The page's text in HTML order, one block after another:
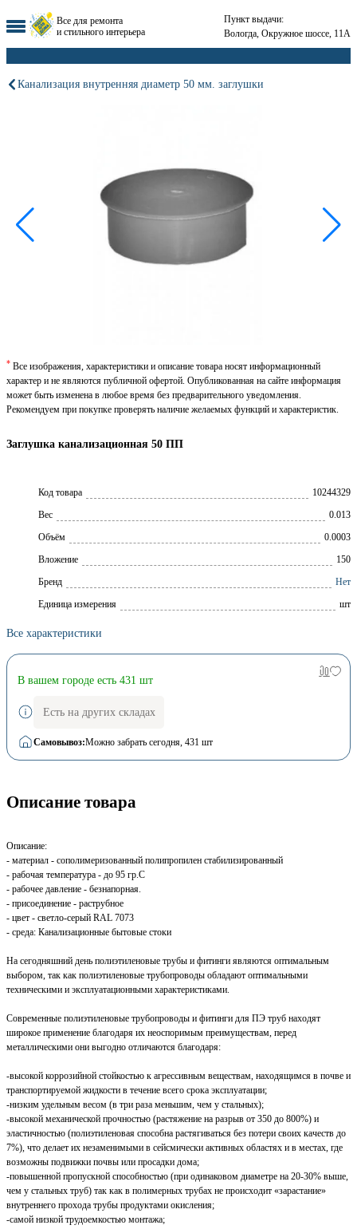
Все для ремонта
и стильного интерьера
Пункт выдачи:
Вологда, Окружное шоссе, 11А
Канализация внутренняя диаметр 50 мм. заглушки
Заглушка канализационная 50 ПП
Код товара
10244329
Вес
0.013
Объём
0.0003
Вложение
150
Брeнд
Нет
Единица измерения
шт
Все характеристики
* Все изображения, характеристики и описание товара носят информационный
характер и не являются публичной офертой. Опубликованная на сайте информация
может быть изменена в любое время без предварительного уведомления.
Рекомендуем при покупке проверять наличие желаемых функций и характеристик.
В вашем городе есть 431 шт
Есть на других складах
Самовывоз:Можно забрать сегодня, 431 шт
Описание товара
Описание:
- материал - сополимеризованный полипропилен стабилизированный
- рабочая температура - до 95 гр.С
- рабочее давление - безнапорная.
- присоединение - раструбное
- цвет - светло-серый RAL 7073
- среда: Канализационные бытовые стоки
На сегодняшний день полиэтиленовые трубы и фитинги являются оптимальным
выбором, так как полиэтиленовые трубопроводы обладают оптимальными
техническими и эксплуатационными характеристиками.
Современные полиэтиленовые трубопроводы и фитинги для ПЭ труб находят
широкое применение благодаря их неоспоримым преимуществам, перед
металлическими они выгодно отличаются благодаря:
-высокой коррозийной стойкостью к агрессивным веществам, находящимся в почве и
транспортируемой жидкости в течение всего срока эксплуатации;
-низким удельным весом (в три раза меньшим, чем у стальных);
-высокой механической прочностью (растяжение на разрыв от 350 до 800%) и
эластичностью (полиэтиленовая способна растягиваться без потери своих качеств до
7%), что делает их незаменимыми в сейсмически активных областях и в местах, где
возможны подвижки почвы или просадки дома;
-повышенной пропускной способностью (при одинаковом диаметре на 20-30% выше,
чем у стальных труб) так как в полимерных трубах не происходит «зарастание»
внутреннего прохода трубы продуктами окисления;
-самой низкой трудоемкостью монтажа;